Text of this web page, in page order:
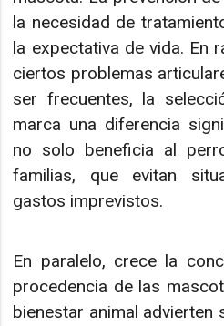
la necesidad de
la expectativa de vida. En
ciertos problemas
ser frecuentes, la
marca una diferencia
no solo beneficia al
familias, que evitan
gastos imprevistos.
En paralelo, crece la
procedencia de las
bienestar animal